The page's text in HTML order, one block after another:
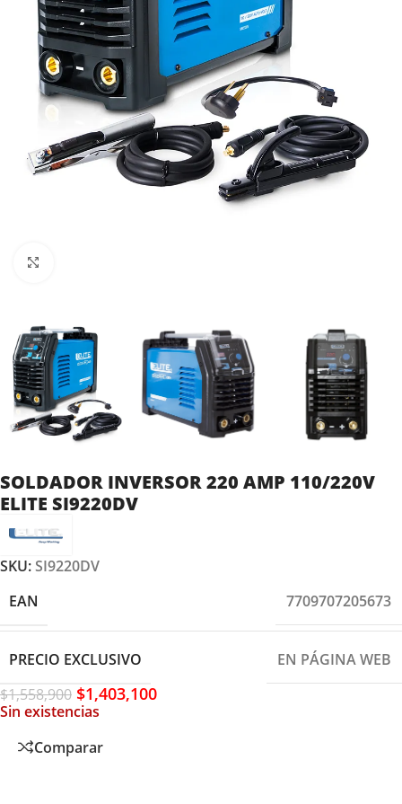
SOLDADOR INVERSOR 220 AMP 110/220V
ELITE SI9220DV
SKU:SI9220DV
EAN
7709707205673
PRECIO EXCLUSIVO
EN PÁGINA WEB
$1,558,900 $1,403,100
Sin existencias
Comparar